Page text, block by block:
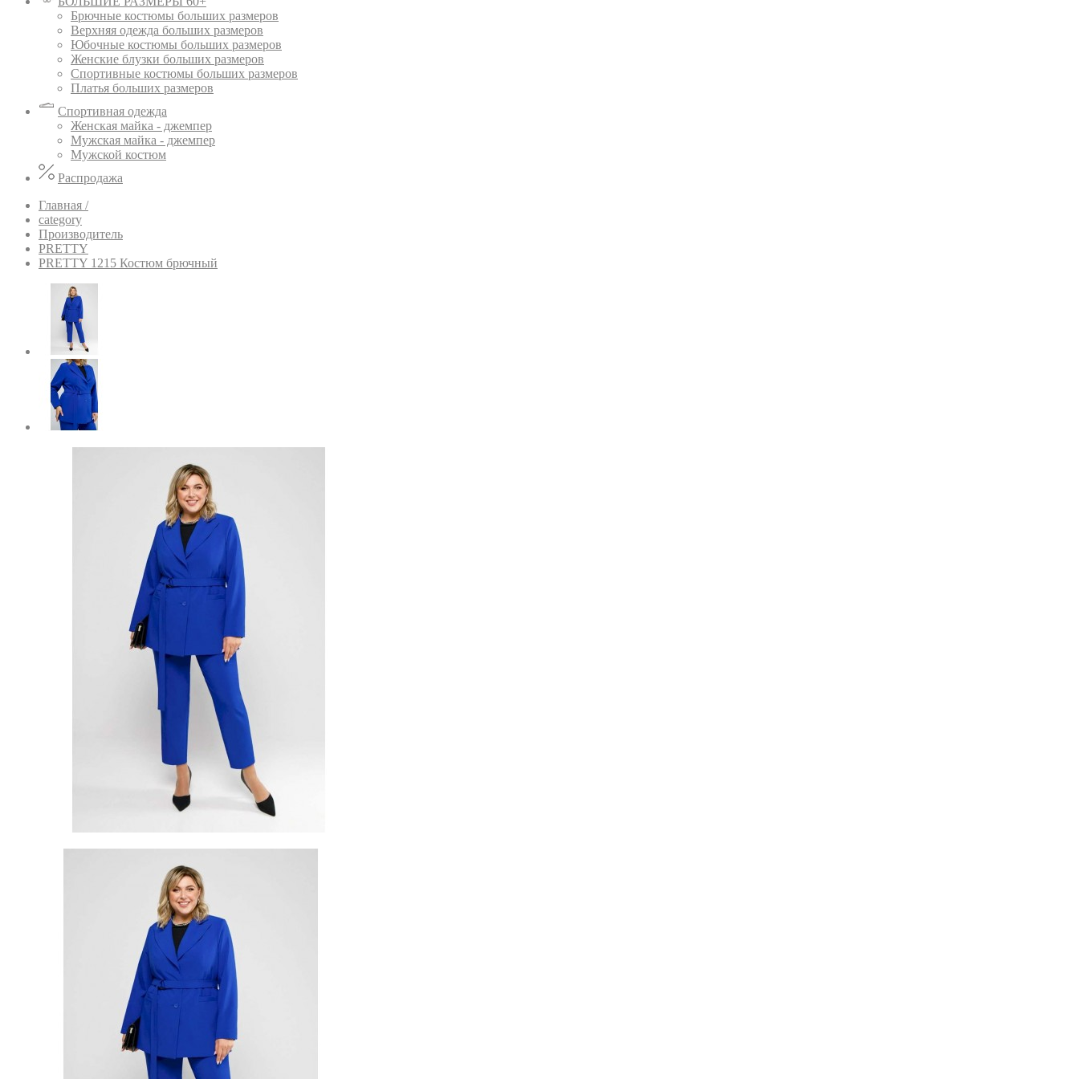
Брючные костюмы больших размеров
Верхняя одежда больших размеров
Юбочные костюмы больших размеров
Женские блузки больших размеров
Спортивные костюмы больших размеров
Платья больших размеров
Спортивная одежда
Женская майка - джемпер
Мужская майка - джемпер
Мужской костюм
Распродажа
Главная /
category
Производитель
PRETTY
PRETTY 1215 Костюм брючный